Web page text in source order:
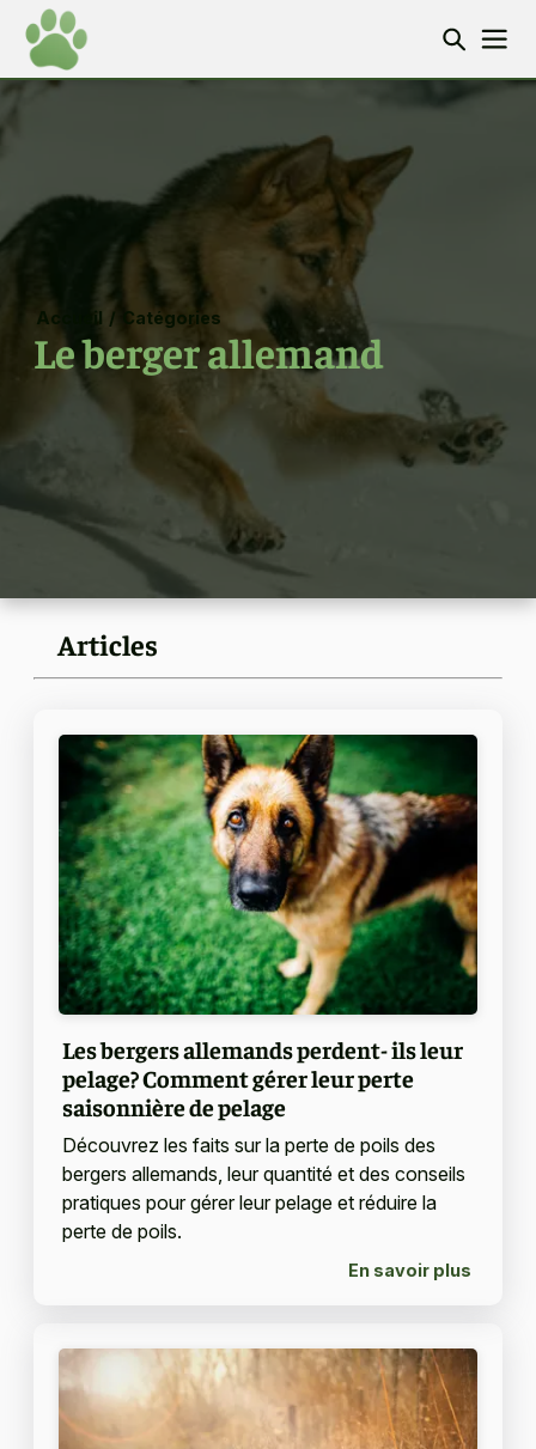
Accueil / Catégories
Le berger allemand
Articles
Les bergers allemands perdent- ils leur
pelage? Comment gérer leur perte
saisonnière de pelage
Découvrez les faits sur la perte de poils des
bergers allemands, leur quantité et des conseils
pratiques pour gérer leur pelage et réduire la
perte de poils.
En savoir plus